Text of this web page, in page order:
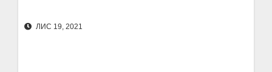
ЛИС 19, 2021